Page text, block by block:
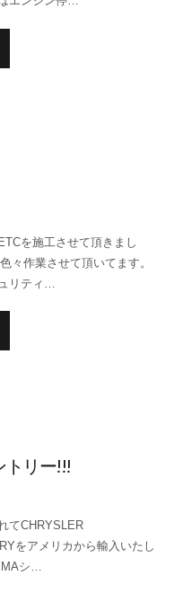
を施工させて頂きまし
々作業させて頂いてます。
リティ…
リー!!!
てCHRYSLER
をアメリカから輸入いたし
シ…